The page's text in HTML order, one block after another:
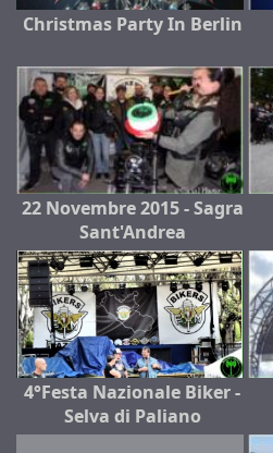
Christmas Party In Berlin
22 Novembre 2015 - Sagra
Sant'Andrea
4°Festa Nazionale Biker -
Selva di Paliano